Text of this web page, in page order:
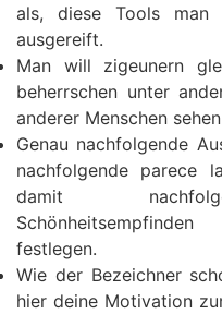
als, diese Tools
ausgereift.
Man will zigeunern
beherrschen unter
anderer Menschen
Genau nachfolgende
nachfolgende parece
damit
festlegen.
Wie der Bezeichner
hier deine Motivation